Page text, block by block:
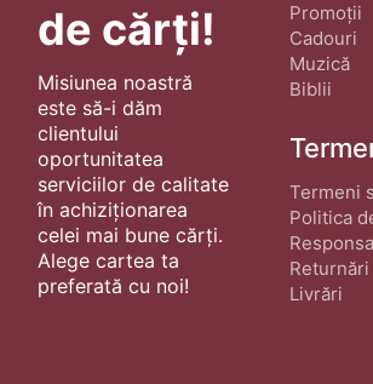
de cărți!
Misiunea noastră
este să-i dăm
clientului
oportunitatea
serviciilor de calitate
în achiziționarea
celei mai bune cărți.
Alege cartea ta
preferată cu noi!
Promoții
Cadouri
Muzică
Biblii
Termeni
Politica
Returnări
Livrări